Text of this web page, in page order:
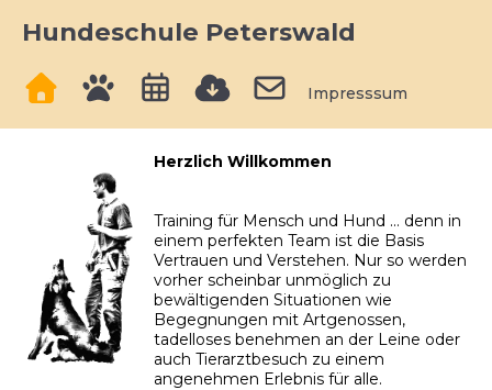
Hundeschule Peterswald
Impresssum
Herzlich Willkommen
Training für Mensch und Hund ... denn in
einem perfekten Team ist die Basis
Vertrauen und Verstehen. Nur so werden
vorher scheinbar unmöglich zu
bewältigenden Situationen wie
Begegnungen mit Artgenossen,
tadelloses benehmen an der Leine oder
auch Tierarztbesuch zu einem
angenehmen Erlebnis für alle.